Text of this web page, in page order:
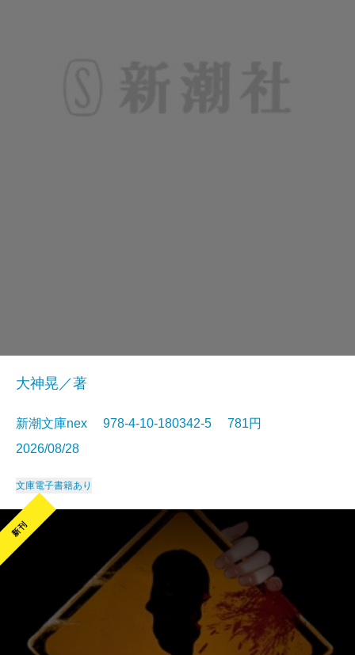
大神晃／著
新潮文庫nex 978-4-10-180342-5 781円
2026/08/28
文庫電子書籍あり
新刊